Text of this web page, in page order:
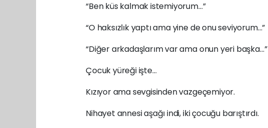
“Ben küs kalmak istemiyorum…”
“O haksızlık yaptı ama yine de onu seviyorum…”
“Diğer arkadaşlarım var ama onun yeri başka…”
Çocuk yüreği işte…
Kızıyor ama sevgisinden vazgeçemiyor.
Nihayet annesi aşağı indi, iki çocuğu barıştırdı.